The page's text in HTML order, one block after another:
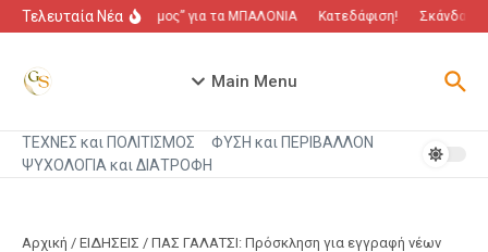
Μετάβαση στο περιεχόμενο
Τελευταία Νέα“Πόλεμος” για τα ΜΠΑΛΟΝΙΑ Κατεδάφιση! Σκάνδαλο
Main Menu
ΤΕΧΝΕΣ και ΠΟΛΙΤΙΣΜΟΣ
ΦΥΣΗ και ΠΕΡΙΒΑΛΛΟΝ
ΨΥΧΟΛΟΓΙΑ και ΔΙΑΤΡΟΦΗ
Αρχική / ΕΙΔΗΣΕΙΣ / ΠΑΣ ΓΑΛΑΤΣΙ: Πρόσκληση για εγγραφή νέων